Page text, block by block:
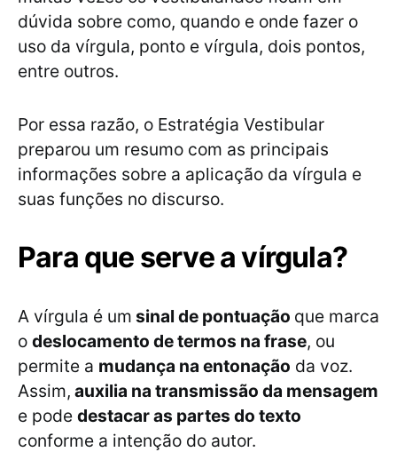
dúvida sobre como, quando e onde fazer o
uso da vírgula, ponto e vírgula, dois pontos,
entre outros.
Por essa razão, o Estratégia Vestibular
preparou um resumo com as principais
informações sobre a aplicação da vírgula e
suas funções no discurso.
Para que serve a vírgula?
A vírgula é um sinal de pontuação que marca
o deslocamento de termos na frase, ou
permite a mudança na entonação da voz.
Assim, auxilia na transmissão da mensagem
e pode destacar as partes do texto
conforme a intenção do autor.